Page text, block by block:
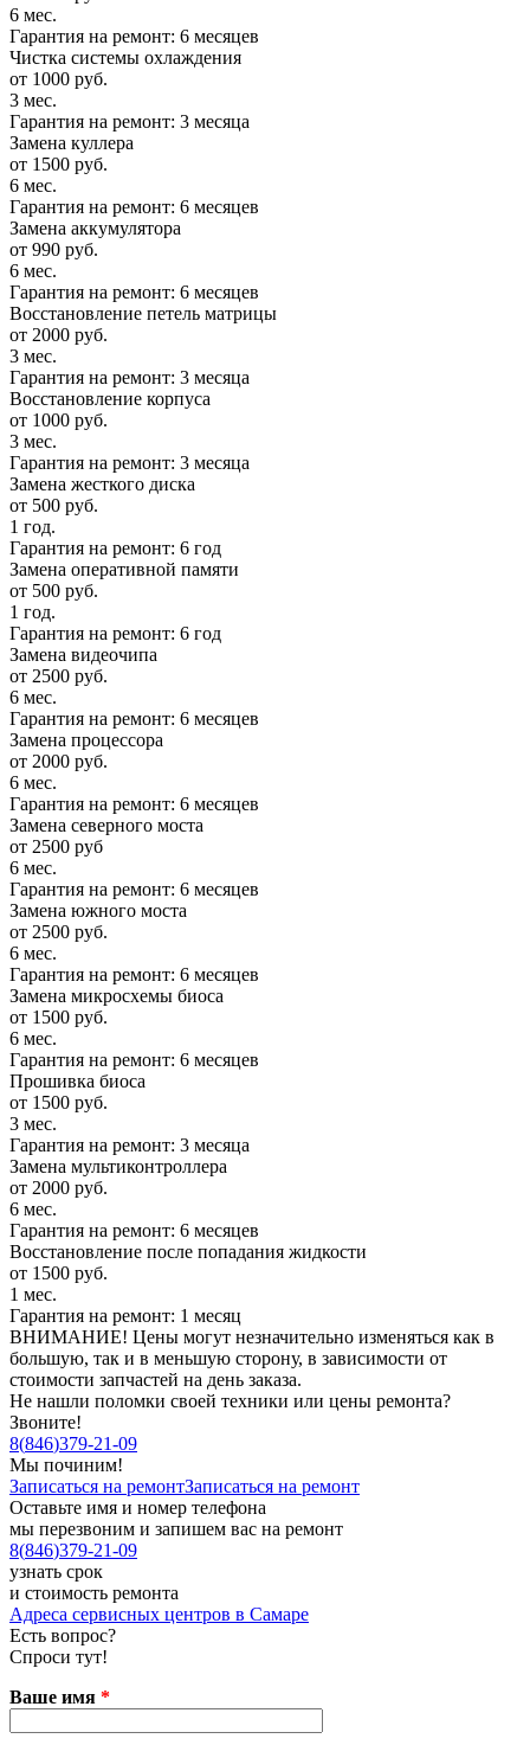
6 мес.
Гарантия на ремонт: 6 месяцев
Чистка системы охлаждения
от 1000 руб.
3 мес.
Гарантия на ремонт: 3 месяца
Замена куллера
от 1500 руб.
6 мес.
Гарантия на ремонт: 6 месяцев
Замена аккумулятора
от 990 руб.
6 мес.
Гарантия на ремонт: 6 месяцев
Восстановление петель матрицы
от 2000 руб.
3 мес.
Гарантия на ремонт: 3 месяца
Восстановление корпуса
от 1000 руб.
3 мес.
Гарантия на ремонт: 3 месяца
Замена жесткого диска
от 500 руб.
1 год.
Гарантия на ремонт: 6 год
Замена оперативной памяти
от 500 руб.
1 год.
Гарантия на ремонт: 6 год
Замена видеочипа
от 2500 руб.
6 мес.
Гарантия на ремонт: 6 месяцев
Замена процессора
от 2000 руб.
6 мес.
Гарантия на ремонт: 6 месяцев
Замена северного моста
от 2500 руб
6 мес.
Гарантия на ремонт: 6 месяцев
Замена южного моста
от 2500 руб.
6 мес.
Гарантия на ремонт: 6 месяцев
Замена микросхемы биоса
от 1500 руб.
6 мес.
Гарантия на ремонт: 6 месяцев
Прошивка биоса
от 1500 руб.
3 мес.
Гарантия на ремонт: 3 месяца
Замена мультиконтроллера
от 2000 руб.
6 мес.
Гарантия на ремонт: 6 месяцев
Восстановление после попадания жидкости
от 1500 руб.
1 мес.
Гарантия на ремонт: 1 месяц
ВНИМАНИЕ! Цены могут незначительно изменяться как в
большую, так и в меньшую сторону, в зависимости от
стоимости запчастей на день заказа.
Не нашли поломки своей техники или цены ремонта?
Звоните!
8(846)379-21-09
Мы починим!
Записаться на ремонтЗаписаться на ремонт
Оставьте имя и номер телефона
мы перезвоним и запишем вас на ремонт
8(846)379-21-09
узнать срок
и стоимость ремонта
Адреса сервисных центров в Самаре
Есть вопрос?
Спроси тут!
Ваше имя *